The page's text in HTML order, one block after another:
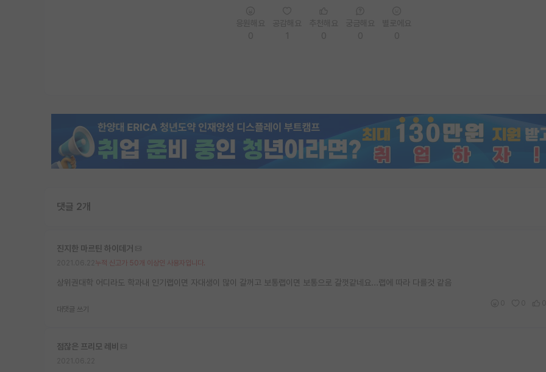
댓글 2개
진지한 마르틴 하이데거
누적 신고가 50개 이상인 사용자입니다.
상위권대학 어디라도 학과내 인기랩이면 자대생이 많이 갈꺼고 보통랩이면 보통으로 갈껏같네요...랩에 따라 다를것 같음
대댓글 쓰기
점잖은 프리모 레비